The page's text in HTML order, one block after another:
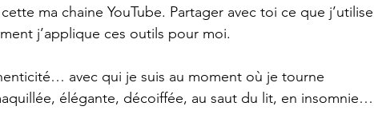
ma chaine YouTube. Partager avec toi ce que j’utilise
j’applique ces outils pour moi.
avec qui je suis au moment où je tourne
élégante, décoiffée, au saut du lit, en insomnie…